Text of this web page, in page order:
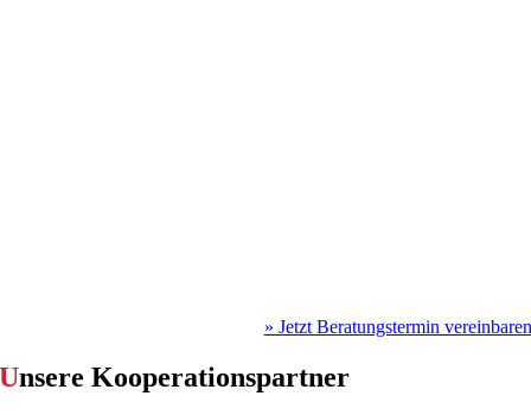
» Jetzt Beratungstermin vereinbaren
Unsere Kooperations­partner